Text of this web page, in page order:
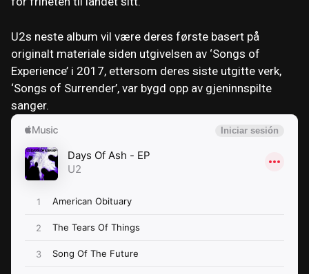
U2s neste album vil være deres første basert på
originalt materiale siden utgivelsen av ‘Songs of
Experience’ i 2017, ettersom deres siste utgitte verk,
‘Songs of Surrender’, var bygd opp av gjeninnspilte
sanger.